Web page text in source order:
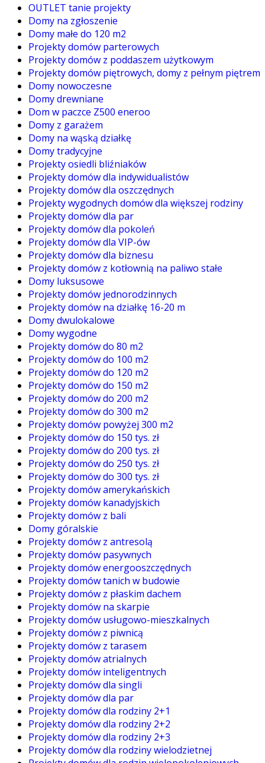
OUTLET tanie projekty
Domy na zgłoszenie
Domy małe do 120 m2
Projekty domów parterowych
Projekty domów z poddaszem użytkowym
Projekty domów piętrowych, domy z pełnym piętrem
Domy nowoczesne
Domy drewniane
Dom w paczce Z500 eneroo
Domy z garażem
Domy na wąską działkę
Domy tradycyjne
Projekty osiedli bliźniaków
Projekty domów dla indywidualistów
Projekty domów dla oszczędnych
Projekty wygodnych domów dla większej rodziny
Projekty domów dla par
Projekty domów dla pokoleń
Projekty domów dla VIP-ów
Projekty domów dla biznesu
Projekty domów z kotłownią na paliwo stałe
Domy luksusowe
Projekty domów jednorodzinnych
Projekty domów na działkę 16-20 m
Domy dwulokalowe
Domy wygodne
Projekty domów do 80 m2
Projekty domów do 100 m2
Projekty domów do 120 m2
Projekty domów do 150 m2
Projekty domów do 200 m2
Projekty domów do 300 m2
Projekty domów powyżej 300 m2
Projekty domów do 150 tys. zł
Projekty domów do 200 tys. zł
Projekty domów do 250 tys. zł
Projekty domów do 300 tys. zł
Projekty domów amerykańskich
Projekty domów kanadyjskich
Projekty domów z bali
Domy góralskie
Projekty domów z antresolą
Projekty domów pasywnych
Projekty domów energooszczędnych
Projekty domów tanich w budowie
Projekty domów z płaskim dachem
Projekty domów na skarpie
Projekty domów usługowo-mieszkalnych
Projekty domów z piwnicą
Projekty domów z tarasem
Projekty domów atrialnych
Projekty domów inteligentnych
Projekty domów dla singli
Projekty domów dla par
Projekty domów dla rodziny 2+1
Projekty domów dla rodziny 2+2
Projekty domów dla rodziny 2+3
Projekty domów dla rodziny wielodzietnej